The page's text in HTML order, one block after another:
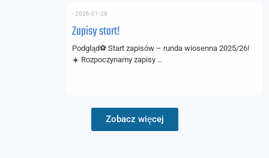
Zapisy start!
⋅ 2026-01-28
Podgląd⚽ Start zapisów – runda wiosenna 2025/26!
☀️ Rozpoczynamy zapisy …
Zobacz więcej